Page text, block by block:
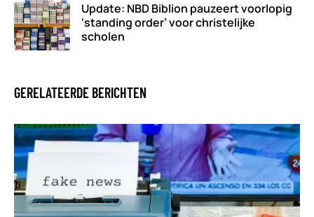
Update: NBD Biblion pauzeert voorlopig
‘standing order’ voor christelijke
scholen
GERELATEERDE BERICHTEN